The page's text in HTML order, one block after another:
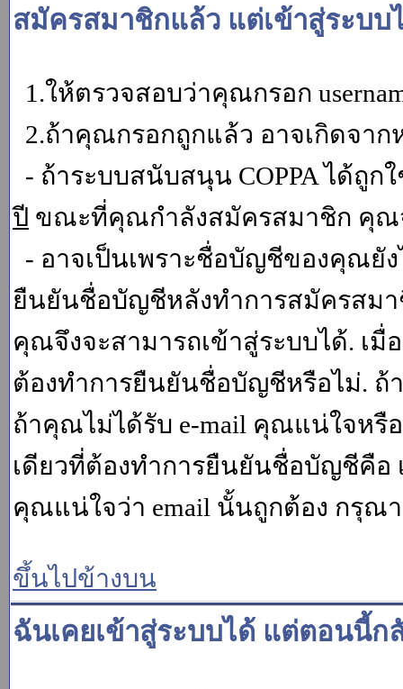
สมัครสมาชิกแล้ว แต่เข้าสู่ระบบ
1.ให้ตรวจสอบว่าคุณกรอก
2.ถ้าคุณกรอกถูกแล้ว อาจเกิดจาก
- ถ้าระบบสนับสนุน COPPA ได้ถู
ปี ขณะที่คุณกำลังสมัครสมาชิก คุ
- อาจเป็นเพราะชื่อบัญชีของคุณยั
ยืนยันชื่อบัญชีหลังทำการสมัครสมา
คุณจึงจะสามารถเข้าสู่ระบบได้. เ
ต้องทำการยืนยันชื่อบัญชีหรือไม่.
ถ้าคุณไม่ได้รับ e-mail คุณแน่ใจหรื
เดียวที่ต้องทำการยืนยันชื่อบัญชีคือ
คุณแน่ใจว่า email นั้นถูกต้อง กรุณ
ขึ้นไปข้างบน
ฉันเคยเข้าสู่ระบบได้ แต่ตอนนี้ก